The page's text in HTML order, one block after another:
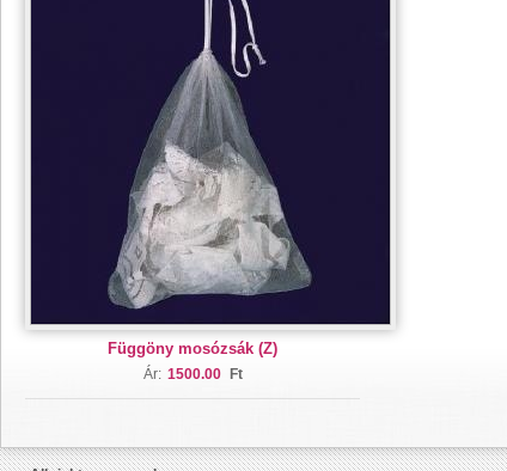
Függöny mosózsák (Z)
Ár: 1500.00 Ft